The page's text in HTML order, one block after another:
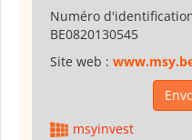
Numéro
BE0820130545
Site web :
msyinvest